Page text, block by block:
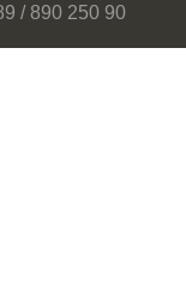
/ 890 250 90